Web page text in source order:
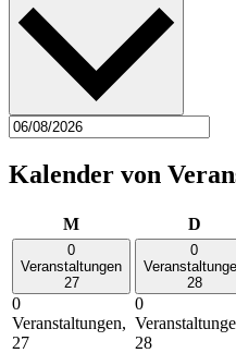
Kalender von
MMontag D
0
Veranstaltungen
27
0
Veranstaltungen,
27
0
28
0
28